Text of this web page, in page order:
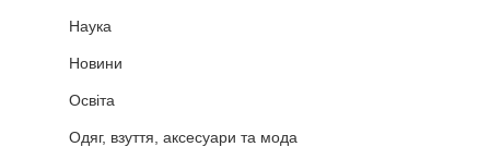
Наука
Новини
Освіта
Одяг, взуття, аксесуари та мода